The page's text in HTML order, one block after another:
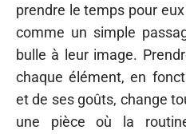
prendre le temps pour
comme un simple
bulle à leur image.
chaque élément, en
et de ses goûts, change
une pièce où la